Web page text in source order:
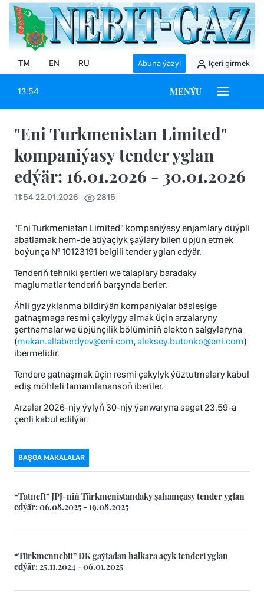
TM EN RU Abuna ýazyl Içeri girmek
13:54 MENÝU
"Eni Turkmenistan Limited"
kompaniýasy tender yglan
edýär: 16.01.2026 - 30.01.2026
11:54 22.01.2026 2815
"Eni Turkmenistan Limited" kompaniýasy enjamlary düýpli
abatlamak hem-de ätiýaçlyk şaýlary bilen üpjün etmek
boýunça № 10123191 belgili tender yglan edýär.
Tenderiň tehniki şertleri we talaplary baradaky
maglumatlar tenderiň barşynda berler.
Ähli gyzyklanma bildirýän kompaniýalar bäsleşige
gatnaşmaga resmi çakylygy almak üçin arzalaryny
şertnamalar we üpjünçilik bölüminiň elekton salgylaryna
(mekan.allaberdyev@eni.com,aleksey.butenko@eni.com)
ibermelidir.
Tendere gatnaşmak üçin resmi çakylyk ýüztutmalary kabul
ediş möhleti tamamlanansoň iberiler.
Arzalar 2026-njy ýylyň 30-njy ýanwaryna sagat 23.59-a
çenli kabul edilýär.
BAŞGA MAKALALAR
“Tatneft” JPJ-niň Türkmenistandaky şahamçasy tender yglan
edýär: 06.08.2025 - 19.08.2025
“Türkmennebit” DK gaýtadan halkara açyk tenderi yglan
edýär: 25.11.2024 - 06.01.2025